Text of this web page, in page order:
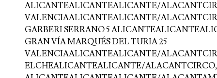
ALICANTEALICANTEALICANTE/
VALENCIAALICANTEALICANTE/
GARBERI SERRANO 5
GRAN VÍA MARQUÉS DEL TURIA 25
VALENCIAALICANTEALICANTE/
ELCHEALICANTEALICANTE/ALACANTCIRCO,